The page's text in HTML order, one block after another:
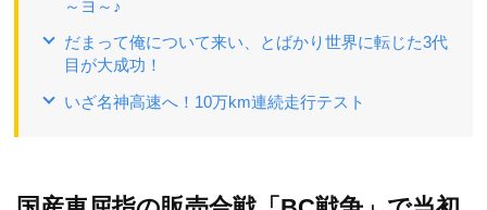
～ヨ～♪
だまって俺について来い、とばかり世界に転じた3代
目が大成功！
いざ名神高速へ！10万km連続走行テスト